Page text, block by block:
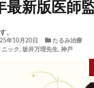
最新版医師監
。
年10月20日
たるみ治療
ニック, 坂井万理先生, 神戸